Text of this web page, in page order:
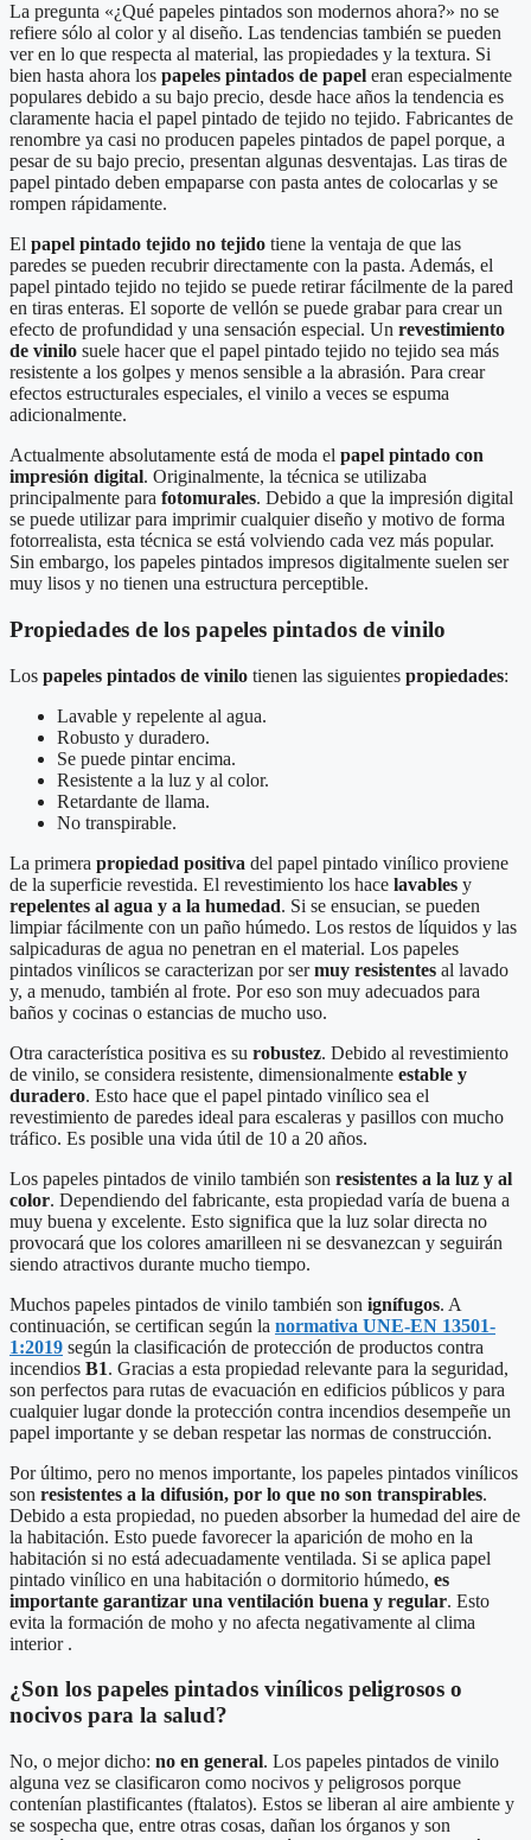
La pregunta «¿Qué papeles pintados son modernos ahora?» no se
refiere sólo al color y al diseño. Las tendencias también se pueden
ver en lo que respecta al material, las propiedades y la textura. Si
bien hasta ahora los papeles pintados de papel eran especialmente
populares debido a su bajo precio, desde hace años la tendencia es
claramente hacia el papel pintado de tejido no tejido. Fabricantes de
renombre ya casi no producen papeles pintados de papel porque, a
pesar de su bajo precio, presentan algunas desventajas. Las tiras de
papel pintado deben empaparse con pasta antes de colocarlas y se
rompen rápidamente.
El papel pintado tejido no tejido tiene la ventaja de que las
paredes se pueden recubrir directamente con la pasta. Además, el
papel pintado tejido no tejido se puede retirar fácilmente de la pared
en tiras enteras. El soporte de vellón se puede grabar para crear un
efecto de profundidad y una sensación especial. Un revestimiento
de vinilo suele hacer que el papel pintado tejido no tejido sea más
resistente a los golpes y menos sensible a la abrasión. Para crear
efectos estructurales especiales, el vinilo a veces se espuma
adicionalmente.
Actualmente absolutamente está de moda el papel pintado con
impresión digital. Originalmente, la técnica se utilizaba
principalmente para fotomurales. Debido a que la impresión digital
se puede utilizar para imprimir cualquier diseño y motivo de forma
fotorrealista, esta técnica se está volviendo cada vez más popular.
Sin embargo, los papeles pintados impresos digitalmente suelen ser
muy lisos y no tienen una estructura perceptible.
Propiedades de los papeles pintados de vinilo
Los papeles pintados de vinilo tienen las siguientes propiedades:
Lavable y repelente al agua.
Robusto y duradero.
Se puede pintar encima.
Resistente a la luz y al color.
Retardante de llama.
No transpirable.
La primera propiedad positiva del papel pintado vinílico proviene
de la superficie revestida. El revestimiento los hace lavables y
repelentes al agua y a la humedad. Si se ensucian, se pueden
limpiar fácilmente con un paño húmedo. Los restos de líquidos y las
salpicaduras de agua no penetran en el material. Los papeles
pintados vinílicos se caracterizan por sermuy resistentes al lavado
y, a menudo, también al frote. Por eso son muy adecuados para
baños y cocinas o estancias de mucho uso.
Otra característica positiva es su robustez. Debido al revestimiento
de vinilo, se considera resistente, dimensionalmente estable y
duradero. Esto hace que el papel pintado vinílico sea el
revestimiento de paredes ideal para escaleras y pasillos con mucho
tráfico. Es posible una vida útil de 10 a 20 años.
Los papeles pintados de vinilo también son resistentes a la luz y al
color. Dependiendo del fabricante, esta propiedad varía de buena a
muy buena y excelente. Esto significa que la luz solar directa no
provocará que los colores amarilleen ni se desvanezcan y seguirán
siendo atractivos durante mucho tiempo.
Muchos papeles pintados de vinilo también son ignífugos. A
continuación, se certifican según la normativa UNE-EN 13501-
1:2019 según la clasificación de protección de productos contra
incendios B1. Gracias a esta propiedad relevante para la seguridad,
son perfectos para rutas de evacuación en edificios públicos y para
cualquier lugar donde la protección contra incendios desempeñe un
papel importante y se deban respetar las normas de construcción.
Por último, pero no menos importante, los papeles pintados vinílicos
son resistentes a la difusión, por lo que no son transpirables.
Debido a esta propiedad, no pueden absorber la humedad del aire de
la habitación. Esto puede favorecer la aparición de moho en la
habitación si no está adecuadamente ventilada. Si se aplica papel
pintado vinílico en una habitación o dormitorio húmedo, es
importante garantizar una ventilación buena y regular. Esto
evita la formación de moho y no afecta negativamente al clima
interior .
¿Son los papeles pintados vinílicos peligrosos o
nocivos para la salud?
No, o mejor dicho: no en general. Los papeles pintados de vinilo
alguna vez se clasificaron como nocivos y peligrosos porque
contenían plastificantes (ftalatos). Estos se liberan al aire ambiente y
se sospecha que, entre otras cosas, dañan los órganos y son